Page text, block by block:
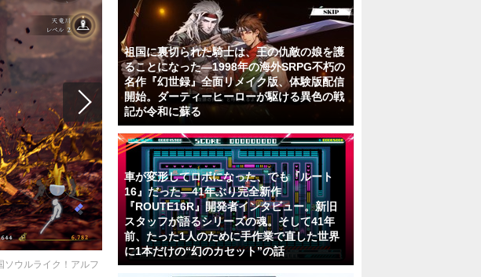
ウルライク！アルフ
祖国に裏切られた騎士は、王の仇敵の娘を護
ることになった―1998年の海外SRPG不朽の
名作『幻世録』全面リメイク版、体験版配信
開始。ダーティーヒーローが駆ける異色の戦
記が令和に蘇る
車が変形してロボになった、でも『ルート
16』だった―41年ぶり完全新作
『ROUTE16R』開発者インタビュー。新旧
スタッフが語るシリーズの魂。そして41年
前、たった1人のために手作業で直した世界
に1本だけの“幻のカセット”の話